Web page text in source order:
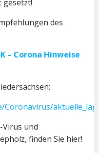
gesetzt!
des
– Corona Hinweise
Coronavirus/
Virus und
finden Sie hier!